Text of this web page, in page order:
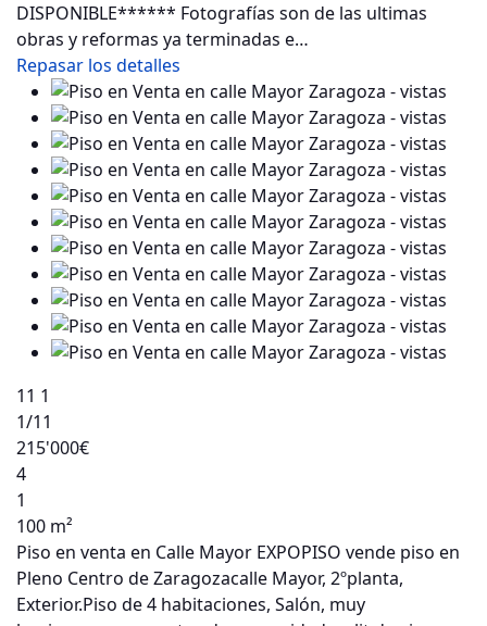
DISPONIBLE****** Fotografías son de las ultimas
obras y reformas ya terminadas e…
Repasar los detalles
11 1
1/11
215'000€
4
1
100 m²
Piso en venta en Calle Mayor EXPOPISO vende piso en
Pleno Centro de Zaragozacalle Mayor, 2ºplanta,
Exterior.Piso de 4 habitaciones, Salón, muy